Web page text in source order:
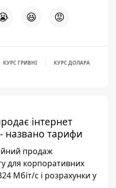
😆 😡
КУРС ГРИВНІ КУРС ДОЛАРА
інтернет
названо тарифи
продаж
для корпоративних
Мбіт/с і розрахунки у